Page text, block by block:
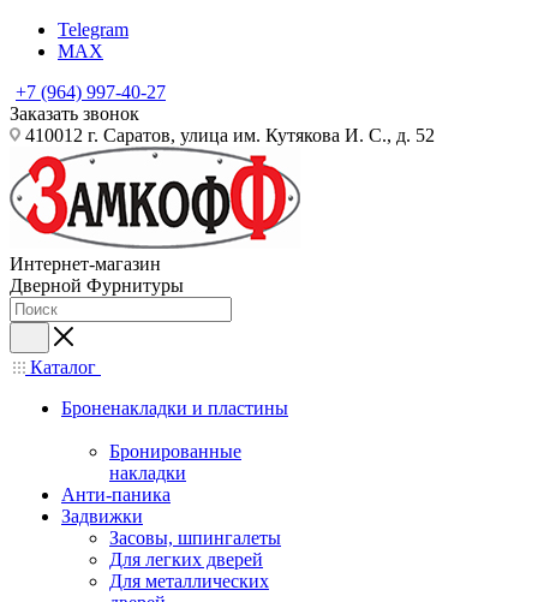
Telegram
MAX
+7 (964) 997-40-27
Заказать звонок
410012 г. Саратов, улица им. Кутякова И. С., д. 52
Интернет-магазин
Дверной Фурнитуры
Каталог
Броненакладки и пластины
Бронированные
накладки
Анти-паника
Задвижки
Засовы, шпингалеты
Для легких дверей
Для металлических